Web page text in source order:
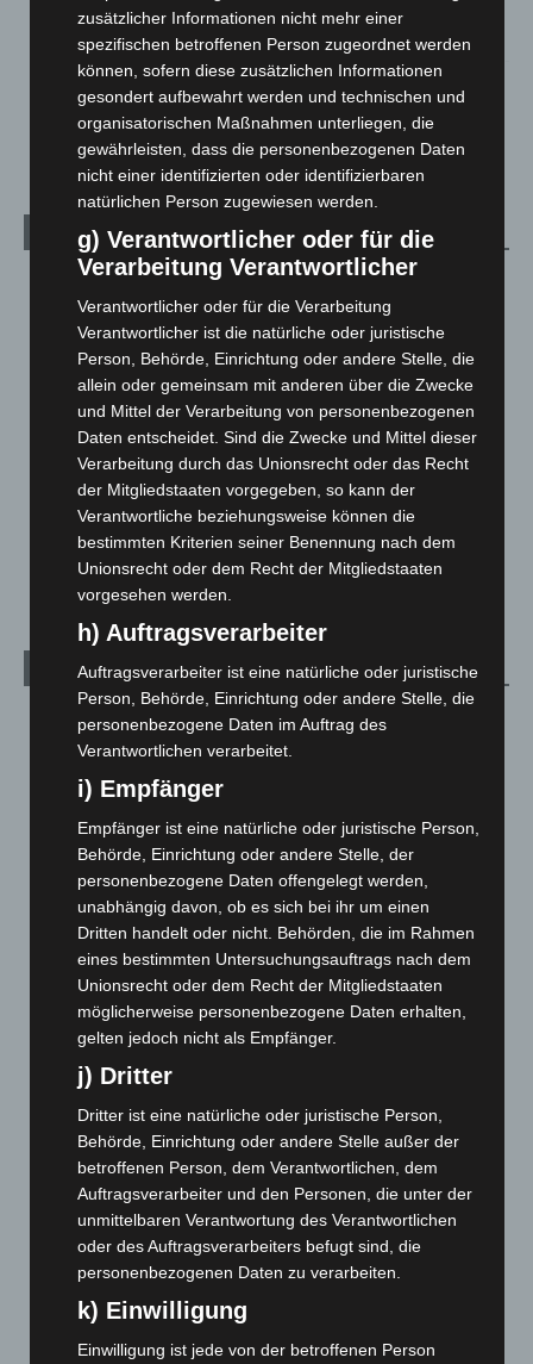
Maschpark
2. August 2026
Schwarz Digits und Zscaler starten souveräne Cloud-
Sicherheitsplattform für Europa
2. August 2026
Kategorien
Corona-News
Hannover und Region
5.034
Langenhagen und Ortsteile
3.249
Leserbriefe
Menschen
Über uns
Veranstaltungen
Archiv
August 2026(9)
Juli 2026(73)
Juni 2026(139)
Mai 2026(99)
April 2026(99)
März 2026(115)
Februar 2026(109)
Januar 2026(122)
Dezember 2025(103)
November 2025(114)
Oktober 2025(112)
September 2025(93)
August 2025(90)
Juli 2025
Juni 2025(103)
Mai 2025 (112)
März 2025
zusätzlicher Informationen nicht mehr einer
spezifischen betroffenen Person zugeordnet werden
können, sofern diese zusätzlichen Informationen
gesondert aufbewahrt werden und technischen und
organisatorischen Maßnahmen unterliegen, die
gewährleisten, dass die personenbezogenen Daten
nicht einer identifizierten oder identifizierbaren
natürlichen Person zugewiesen werden.
g) Verantwortlicher oder für die
Verarbeitung Verantwortlicher
Verantwortlicher oder für die Verarbeitung
Verantwortlicher ist die natürliche oder juristische
Person, Behörde, Einrichtung oder andere Stelle, die
allein oder gemeinsam mit anderen über die Zwecke
und Mittel der Verarbeitung von personenbezogenen
Daten entscheidet. Sind die Zwecke und Mittel dieser
Verarbeitung durch das Unionsrecht oder das Recht
der Mitgliedstaaten vorgegeben, so kann der
Verantwortliche beziehungsweise können die
bestimmten Kriterien seiner Benennung nach dem
Unionsrecht oder dem Recht der Mitgliedstaaten
vorgesehen werden.
h) Auftragsverarbeiter
Auftragsverarbeiter ist eine natürliche oder juristische
Person, Behörde, Einrichtung oder andere Stelle, die
personenbezogene Daten im Auftrag des
Verantwortlichen verarbeitet.
i) Empfänger
Empfänger ist eine natürliche oder juristische Person,
Behörde, Einrichtung oder andere Stelle, der
personenbezogene Daten offengelegt werden,
unabhängig davon, ob es sich bei ihr um einen
Dritten handelt oder nicht. Behörden, die im Rahmen
eines bestimmten Untersuchungsauftrags nach dem
Unionsrecht oder dem Recht der Mitgliedstaaten
möglicherweise personenbezogene Daten erhalten,
gelten jedoch nicht als Empfänger.
j) Dritter
Dritter ist eine natürliche oder juristische Person,
Behörde, Einrichtung oder andere Stelle außer der
betroffenen Person, dem Verantwortlichen, dem
Auftragsverarbeiter und den Personen, die unter der
unmittelbaren Verantwortung des Verantwortlichen
oder des Auftragsverarbeiters befugt sind, die
personenbezogenen Daten zu verarbeiten.
k) Einwilligung
Einwilligung ist jede von der betroffenen Person